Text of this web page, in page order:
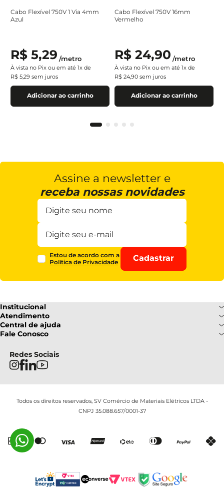
Cabo Flexível 750V 1 Via 4mm
Azul
R$ 5,29 /metro
À vista no Pix ou em até 1x de
R$ 5,29 sem juros
Adicionar ao carrinho
Cabo Flexível 750V 16mm
Vermelho
R$ 24,90 /metro
À vista no Pix ou em até 1x de
R$ 24,90 sem juros
Adicionar ao carrinho
Assine a newsletter e
receba nossas novidades
Estou de acordo com a
Política de Privacidade
Cadastrar
Institucional
Sobre Nós
Nossas Lojas
Privacidade e Segurança
Termos e Condições
Atendimento
Formas de pagamento
Regulamentos
Central de ajuda
Fale Conosco
Frete e Entrega
Troca e Devoluções
Fale Conosco
(085) 3214-7900
Segunda a Sexta: 08h as 18h |
Sábado : 08h ás 12h
Redes Sociais
Todos os direitos reservados, SV Comércio de Materiais Elétricos LTDA -
CNPJ 35.088.657/0001-37